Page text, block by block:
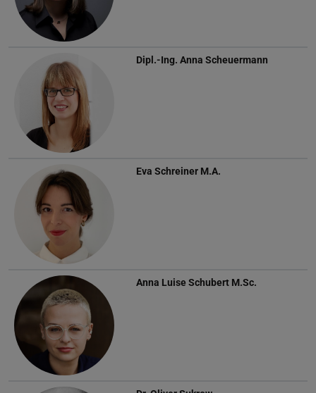
Dipl.-Ing. Anna Scheuermann
Eva Schreiner M.A.
Anna Luise Schubert M.Sc.